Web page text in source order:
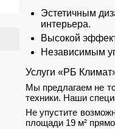
Эстетичным
интерьера.
Высокой
Независимым
Услуги «РБ
Мы предлагаем не
техники. Наши
Не упустите
площади 19 м²